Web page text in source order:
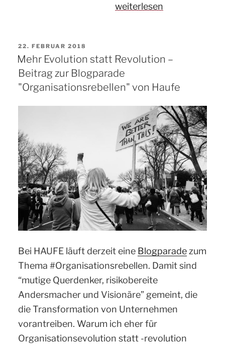
„Peer-
und
Culture
Hacking
–
Drei
konkrete
Tipps
mehr
New
Work
#HowToNewWork“
weiterlesen
VERÖFFENTLICHT
AM
22. FEBRUAR 2018
Mehr Evolution statt Revolution –
Beitrag zur Blogparade
"Organisationsrebellen" von Haufe
Bei HAUFE läuft derzeit eine Blogparade zum
Thema #Organisationsrebellen. Damit sind
“mutige Querdenker, risikobereite
Andersmacher und Visionäre” gemeint, die
die Transformation von Unternehmen
vorantreiben. Warum ich eher für
Organisationsevolution statt -revolution